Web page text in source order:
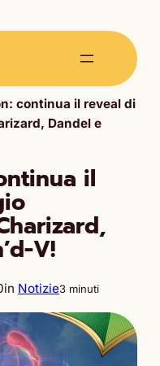
continua il reveal di
Dandel e
il
V!
in Notizie3 minuti